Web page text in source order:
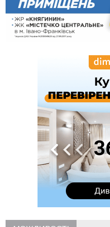
Днем міста
11:55
Вчора у Франківську,
зафіксували рекордну
11:45
У Надвірній п'яна жінка
У басейні Дністра
води наблизилися до
У Бурштині поблизу АЗС
з'ясовує обставини
ФОП із Житомира після
тисяч позивається до
У горах біля Осмолоди
двох жінок, які
05 Серпня
У Франківську вперше
відкритої операції
На лінії зіткнення